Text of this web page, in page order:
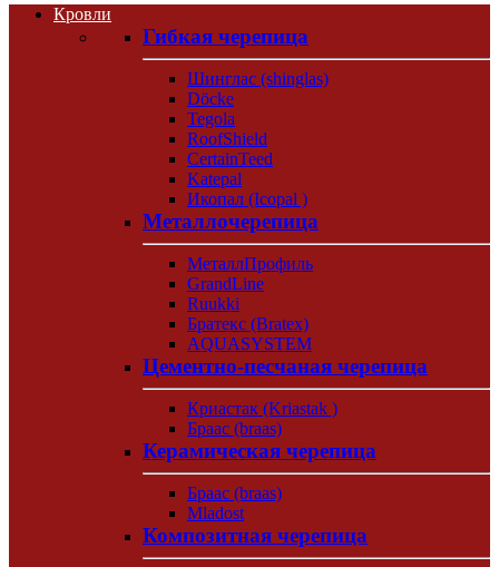
Кровли
Гибкая черепица
Шинглас (shinglas)
Döcke
Tegola
RoofShield
CertainTeed
Katepal
Икопал (Icopal )
Металлочерепица
МеталлПрофиль
GrandLine
Ruukki
Братекс (Bratex)
AQUASYSTEM
Цементно-песчаная черепица
Криастак (Kriastak )
Браас (braas)
Керамическая черепица
Браас (braas)
Mladost
Композитная черепица